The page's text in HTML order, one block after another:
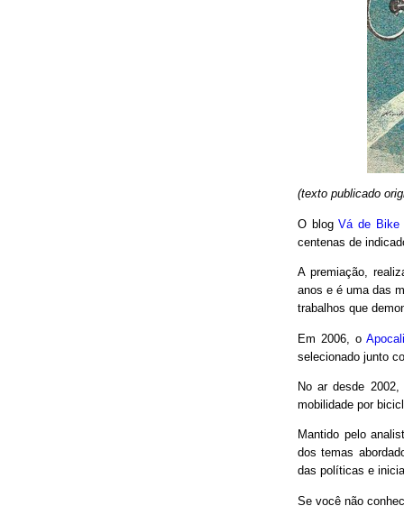
(texto publicado
O blogVá de Bike
centenas de
A premiação,
anos e é uma das
trabalhos que
Em 2006, o
selecionado junto
No ar desde
mobilidade por
Mantido pelo
dos temas
das políticas e
Se você não